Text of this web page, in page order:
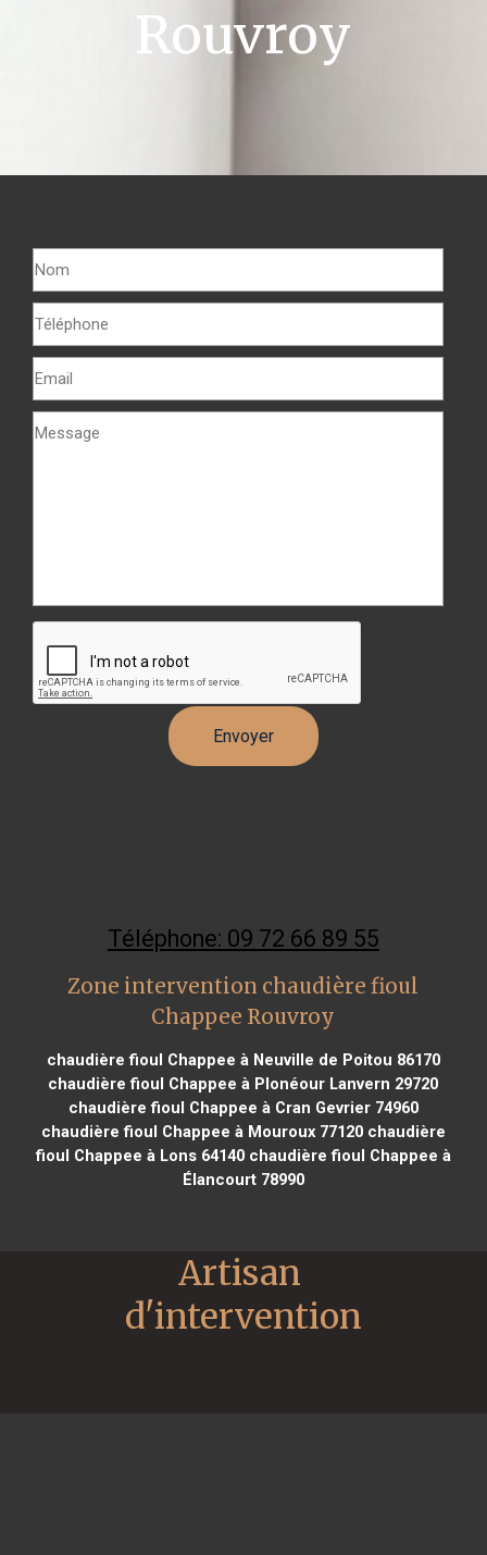
Rouvroy
Téléphone: 09 72 66 89 55
Zone intervention chaudière fioul
Chappee Rouvroy
chaudière fioul Chappee à Neuville de Poitou 86170
chaudière fioul Chappee à Plonéour Lanvern 29720
chaudière fioul Chappee à Cran Gevrier 74960
chaudière fioul Chappee à Mouroux 77120chaudière
fioul Chappee à Lons 64140chaudière fioul Chappee à
Élancourt 78990
Artisan
d'intervention